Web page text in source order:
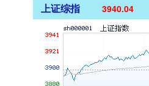
上证综指 3940.04